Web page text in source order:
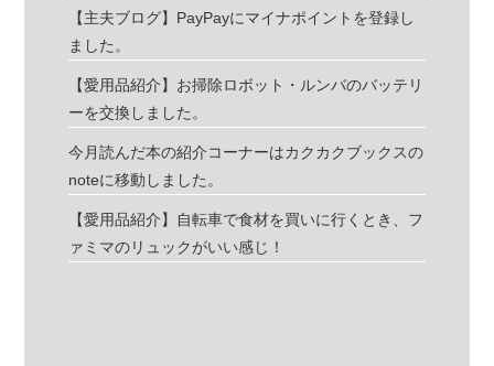
【主夫ブログ】PayPayにマイナポイントを登録し
ました。
【愛用品紹介】お掃除ロボット・ルンバのバッテリ
ーを交換しました。
今月読んだ本の紹介コーナーはカクカクブックスの
noteに移動しました。
【愛用品紹介】自転車で食材を買いに行くとき、フ
ァミマのリュックがいい感じ！